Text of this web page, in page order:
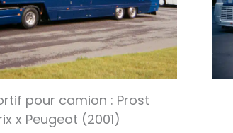
pour camion : Prost
x Peugeot (2001)